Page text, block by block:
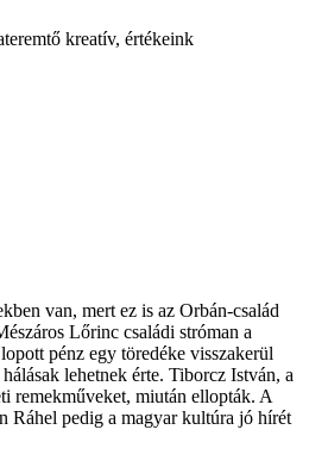
kreatív, értékeink
van, mert ez is az Orbán-család
Lőrinc családi stróman a
pénz egy töredéke visszakerül
lehetnek érte. Tiborcz István, a
remekműveket, miután ellopták. A
Ráhel pedig a magyar kultúra jó hírét